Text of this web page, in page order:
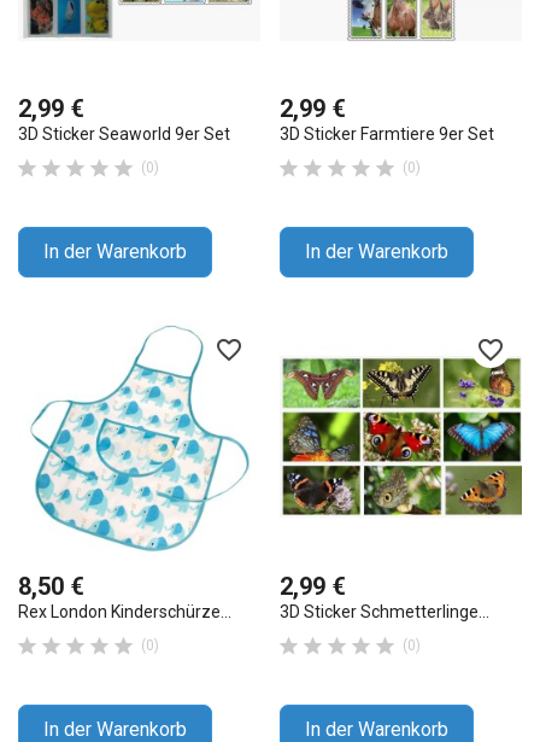
2,99 €
3D Sticker Seaworld 9er Set
     (0)
In der Warenkorb
2,99 €
3D Sticker Farmtiere 9er Set
     (0)
In der Warenkorb
favorite_border
8,50 €
Rex London Kinderschürze...
     (0)
In der Warenkorb
favorite_border
2,99 €
3D Sticker Schmetterlinge...
     (0)
In der Warenkorb